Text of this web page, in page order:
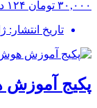
۳۰,۰۰۰ تومان ۱۲۴ دقیقه
تاریخ انتشار: ژانویه
پکیج